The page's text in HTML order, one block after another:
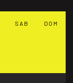
SAB DOM